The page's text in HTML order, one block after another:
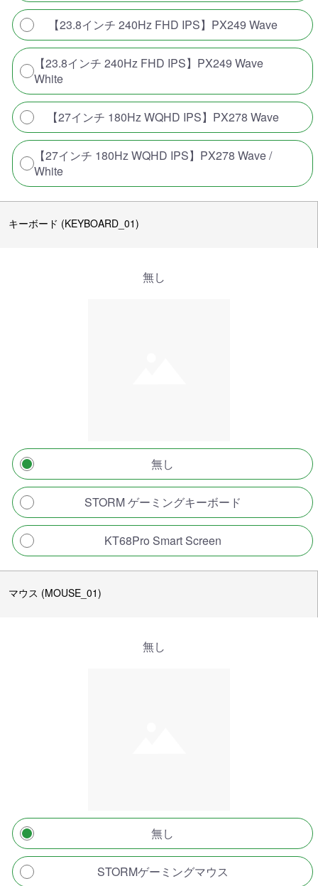
【23.8インチ 240Hz FHD IPS】PX249 Wave
【23.8インチ 240Hz FHD IPS】PX249 Wave
White
【27インチ 180Hz WQHD IPS】PX278 Wave
【27インチ 180Hz WQHD IPS】PX278 Wave /
White
キーボード (KEYBOARD_01)
無し
無し
STORM ゲーミングキーボード
KT68Pro Smart Screen
マウス (MOUSE_01)
無し
無し
STORMゲーミングマウス